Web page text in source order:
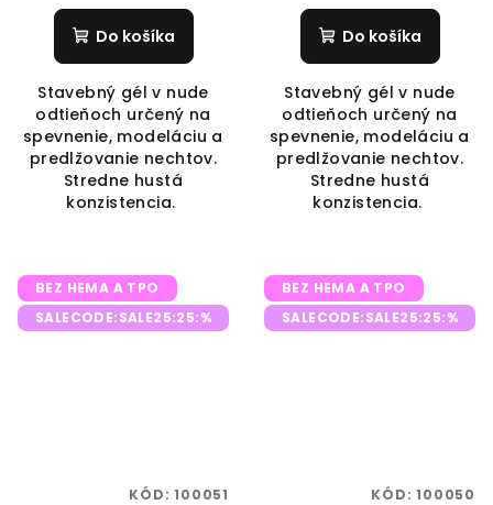
Do košíka
Stavebný gél v nude
odtieňoch určený na
spevnenie, modeláciu a
predlžovanie nechtov.
Stredne hustá
konzistencia.
Do košíka
Stavebný gél v nude
odtieňoch určený na
spevnenie, modeláciu a
predlžovanie nechtov.
Stredne hustá
konzistencia.
BEZ HEMA A TPO
SALECODE:SALE25:25:%
KÓD:100051
BEZ HEMA A TPO
SALECODE:SALE25:25:%
KÓD:100050